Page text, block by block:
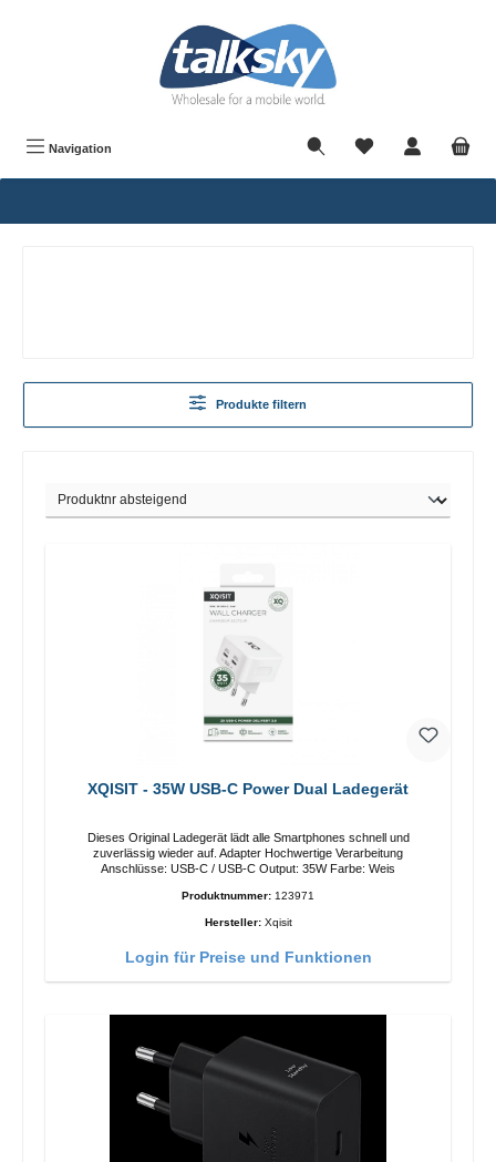
Navigation
Produkte filtern
XQISIT - 35W USB-C Power Dual Ladegerät
Dieses Original Ladegerät lädt alle Smartphones schnell und
zuverlässig wieder auf. Adapter Hochwertige Verarbeitung
Anschlüsse: USB-C / USB-C Output: 35W Farbe: Weis
Produktnummer: 123971
Hersteller: Xqisit
Login für Preise und Funktionen